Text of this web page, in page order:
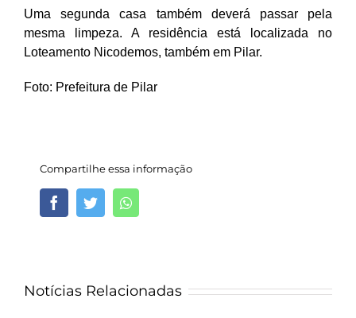
Uma segunda casa também deverá passar pela
mesma limpeza. A residência está localizada no
Loteamento Nicodemos, também em Pilar.
Foto: Prefeitura de Pilar
Compartilhe essa informação
FacebookTwitterWhatsapp
Notícias Relacionadas